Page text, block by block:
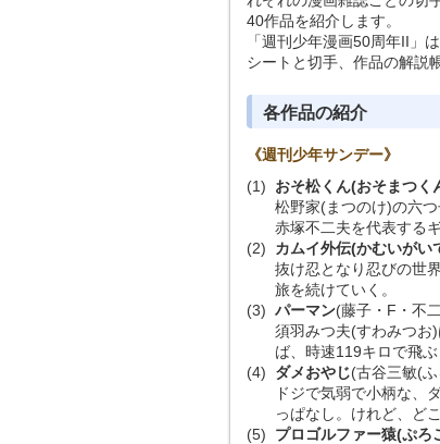
40作品を紹介します。
「週刊少年漫画50周年II」
シートと切手、作品の解説
各作品の紹介
《週刊少年サンデー》
(1)
おそ松くん(おそまつく
松野家(まつのけ)の六
赤塚不二夫を代表する
(2)
カムイ外伝(かむいがい
抜け忍となり忍びの世
旅を続けていく。
(3) パーマン(藤子・F・不
須羽みつ夫(すわみつお
ば、時速119キロで飛
(4)
ダメおやじ(古谷三敏(
ドジで気弱で小柄な、
っぱなし。けれど、ど
(5)
プロゴルファー猿(ぷろ